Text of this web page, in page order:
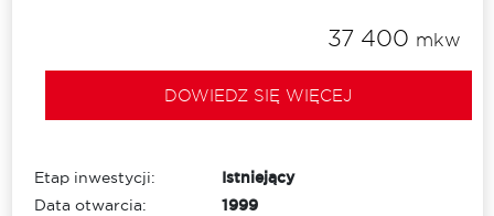
37 400 mkw
DOWIEDZ SIĘ WIĘCEJ
Etap inwestycji:
Istniejący
Data otwarcia:
1999